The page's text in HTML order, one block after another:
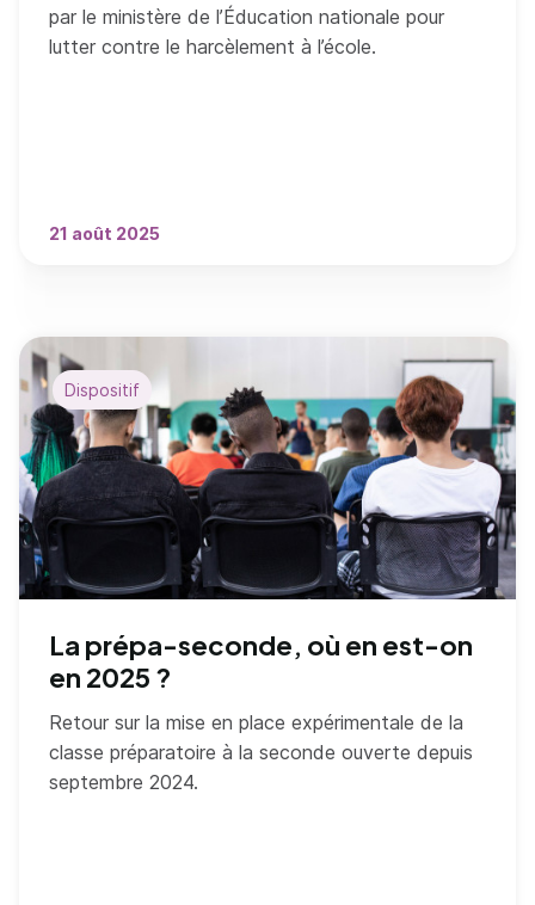
par le ministère de l’Éducation nationale pour
lutter contre le harcèlement à l’école.
21 août 2025
La prépa-seconde, où en est-on
en 2025 ?
Retour sur la mise en place expérimentale de la
classe préparatoire à la seconde ouverte depuis
septembre 2024.
Dispositif